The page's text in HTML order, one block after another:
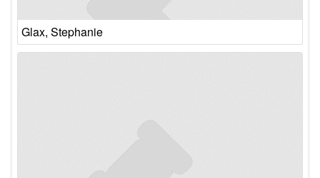
Glax, Stephanie